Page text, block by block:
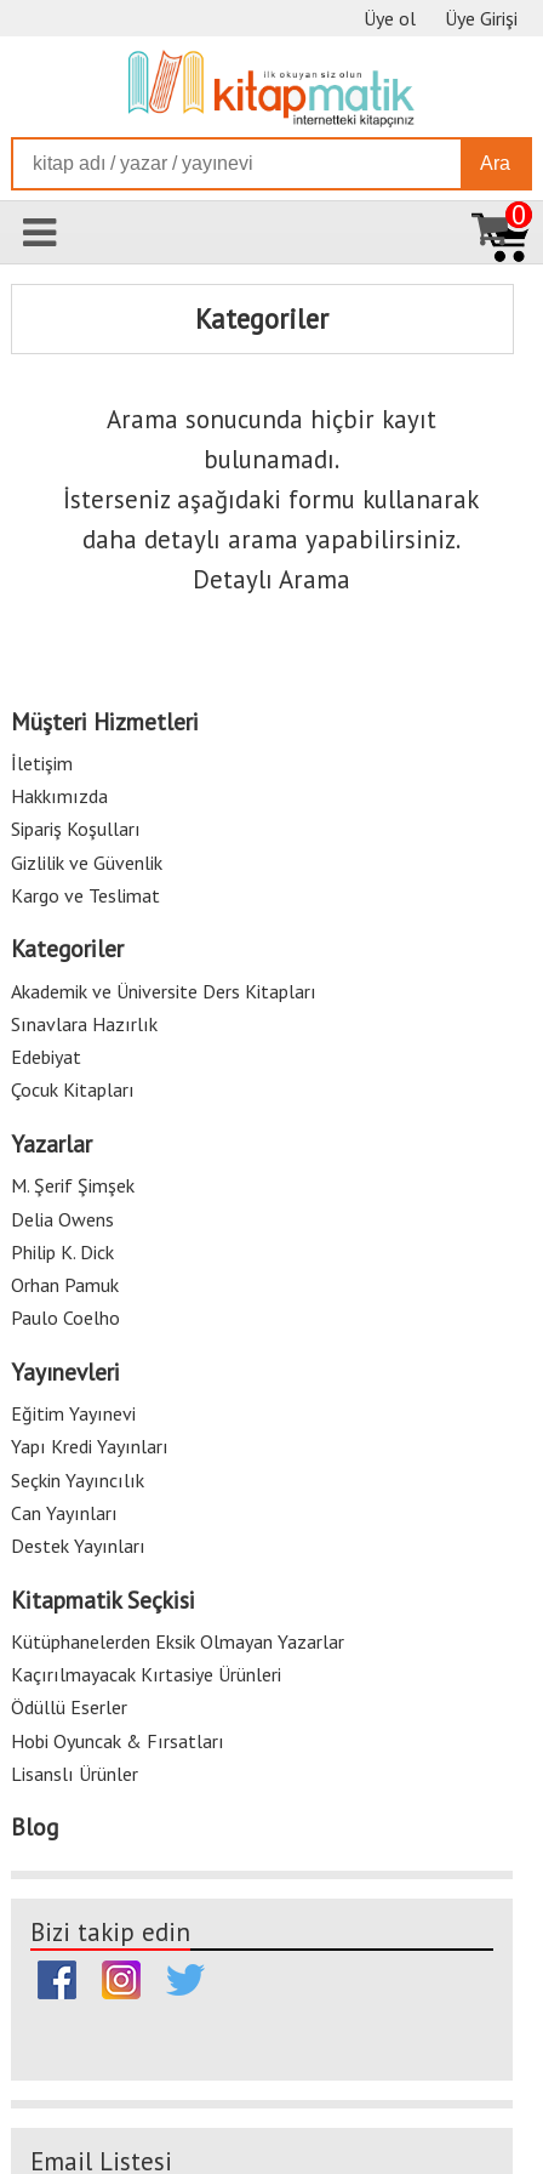
Üye ol Üye Girişi
Ara
0
Kategoriler
Arama sonucunda hiçbir kayıt
bulunamadı.
İsterseniz aşağıdaki formu kullanarak
daha detaylı arama yapabilirsiniz.
Detaylı Arama
Müşteri Hizmetleri
İletişim
Hakkımızda
Sipariş Koşulları
Gizlilik ve Güvenlik
Kargo ve Teslimat
Kategoriler
Akademik ve Üniversite Ders Kitapları
Sınavlara Hazırlık
Edebiyat
Çocuk Kitapları
Yazarlar
M. Şerif Şimşek
Delia Owens
Philip K. Dick
Orhan Pamuk
Paulo Coelho
Yayınevleri
Eğitim Yayınevi
Yapı Kredi Yayınları
Seçkin Yayıncılık
Can Yayınları
Destek Yayınları
Kitapmatik Seçkisi
Kütüphanelerden Eksik Olmayan Yazarlar
Kaçırılmayacak Kırtasiye Ürünleri
Ödüllü Eserler
Hobi Oyuncak & Fırsatları
Lisanslı Ürünler
Blog
Bizi takip edin
Email Listesi